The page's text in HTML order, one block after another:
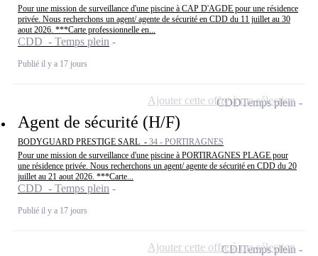
Pour une mission de surveillance d'une piscine à CAP D'AGDE pour une résidence
privée. Nous recherchons un agent/ agente de sécurité en CDD du 11 juillet au 30
aout 2026. ***Carte professionnelle en...
CDD - Temps plein
Publié il y a 17 jours
Agent de sécurité (H/F)
BODYGUARD PRESTIGE SARL - 34 - PORTIRAGNES
Pour une mission de surveillance d'une piscine à PORTIRAGNES PLAGE pour
une résidence privée. Nous recherchons un agent/ agente de sécurité en CDD du 20
juillet au 21 aout 2026. ***Carte...
CDD - Temps plein
Publié il y a 17 jours
CDDTemps plein
Ajouter cette offre à ma sélection
CDITemps plein
Ajouter cette offre à ma sélection